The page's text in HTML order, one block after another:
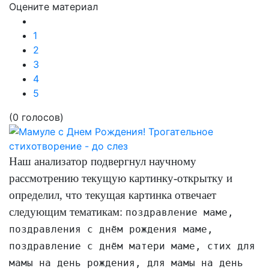
Оцените материал
1
2
3
4
5
(0 голосов)
Наш анализатор подвергнул научному
рассмотрению текущую картинку-открытку и
определил, что текущая картинка отвечает
следующим тематикам: поздравление маме,
поздравления с днём рождения маме,
поздравление с днём матери маме, стих для
мамы на день рождения, для мамы на день